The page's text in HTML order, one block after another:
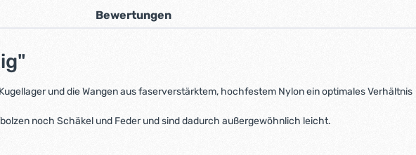
Bewertungen
und die Wangen aus faserverstärktem, hochfestem Nylon ein optimales Verhältnis
noch Schäkel und Feder und sind dadurch außergewöhnlich leicht.